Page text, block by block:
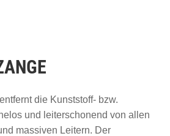
die Kunststoff- bzw.
und leiterschonend von allen
massiven Leitern. Der